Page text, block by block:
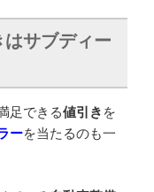
サブディー
足できる値引き を
ーを当たるのも一